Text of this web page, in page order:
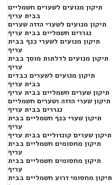
תיקון מנועים לשערים חשמליים
בבית עריף
תיקון מנועים לשערי הזזה שערים
נגררים חשמליים בבית עריף
תיקון מנועים לשערי כנף בבית
עריף
תיקון מנועים לדלתות מוסך בבית
עריף
תיקון מנועים לשערים כבדים
בבית עריף
תיקון שערים חשמליים בבית עריף
תיקון שערי הזזה ושערים חשמליים
נגררים בבית עריף
תיקון שערי כנף חשמליים בבית
עריף
תיקון שערים קונזוליים בבית עריף
תיקון מחסומים חשמליים בבית
עריף
תיקון מחסומים חשמליים בבית
עריף
תיקון מחסומי זרוע חשמליים בבית